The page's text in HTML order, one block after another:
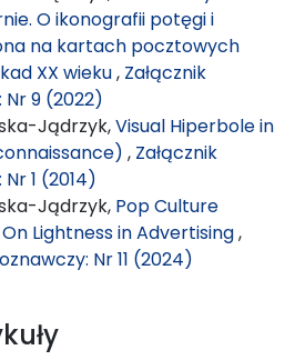
O ikonografii potęgi i
na kartach pocztowych
XX wieku, Załącznik
9 (2022)
Jądrzyk,Visual Hiperbole in
, Załącznik
1 (2014)
Jądrzyk, Pop Culture
Lightness in Advertising,
Nr 11 (2024)